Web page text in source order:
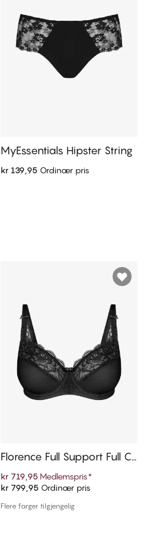
MyEssentials Hipster String
kr 139,95 Ordinær pris
Legg i handlekurven
Florence Full Support Full C
up Bh
kr 719,95 Medlemspris*
kr 799,95 Ordinær pris
Flere farger tilgjengelig